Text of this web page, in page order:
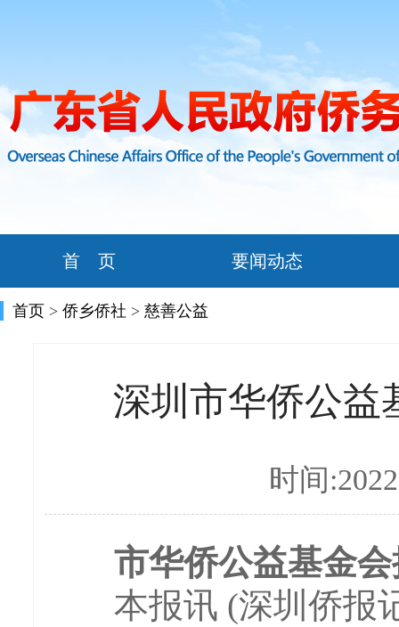
首 页 要闻动态
首页 > 侨乡侨社 > 慈善公益
深圳市华侨公益
时间
市华侨公益基金会
本报讯 (深圳侨报记